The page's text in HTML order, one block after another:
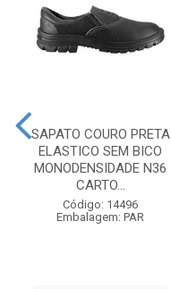
SAPATO COURO PRETA
ELASTICO SEM BICO
MONODENSIDADE N36
CARTO...
Código: 14496
Embalagem: PAR